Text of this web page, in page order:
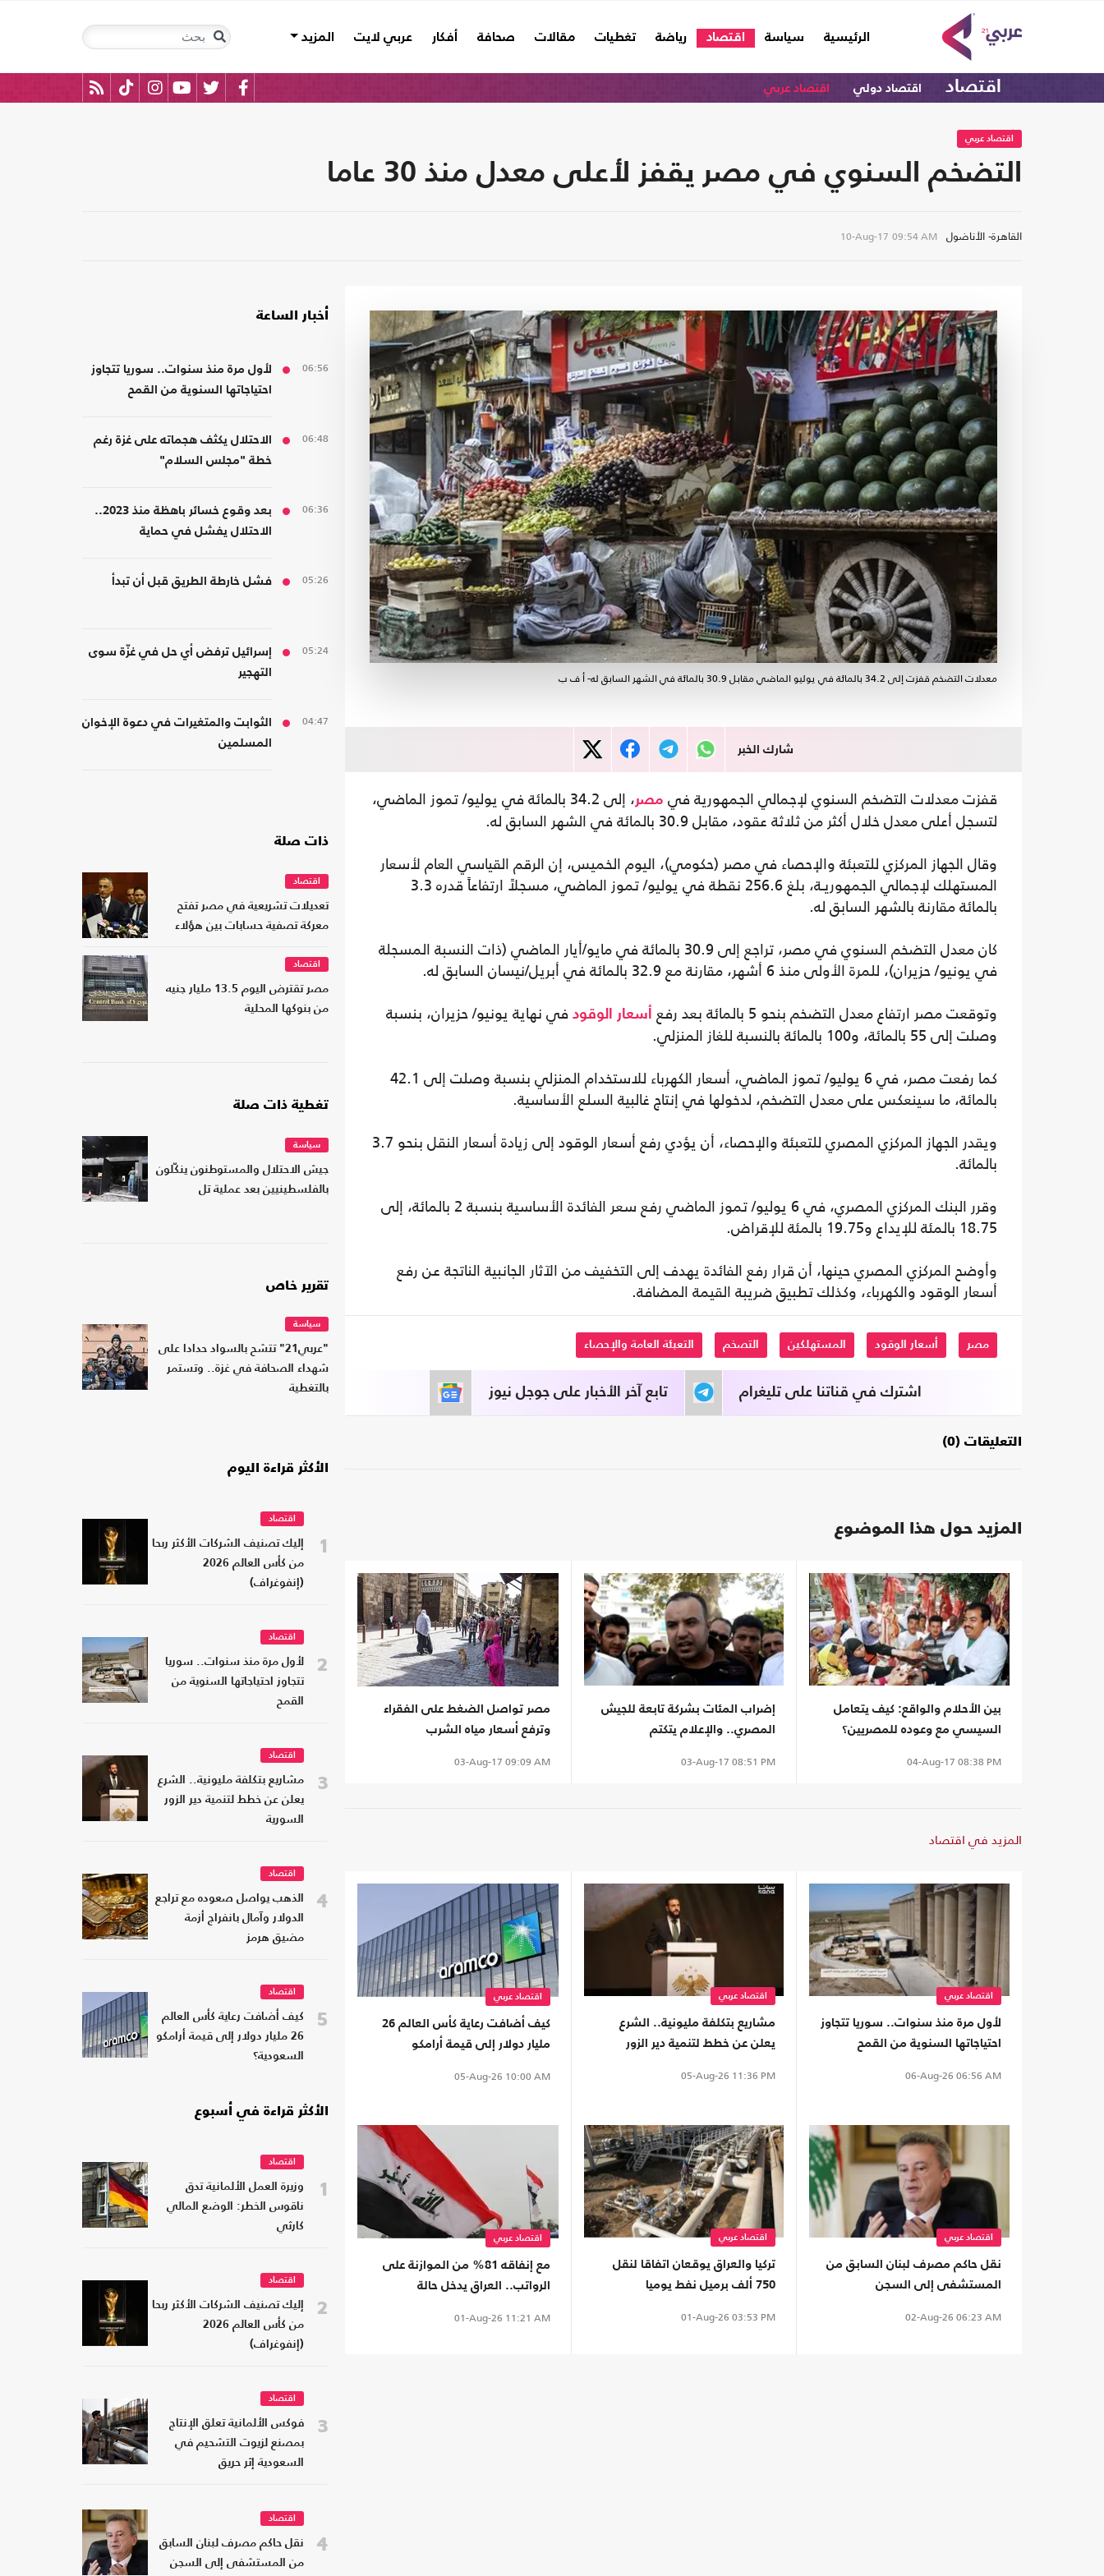
الرئيسية
(current) سياسة اقتصاد رياضة تغطيات مقالات صحافة أفكار عربي لايت المزيد
اقتصاد اقتصاد دولي اقتصاد عربي
اقتصاد عربي
التضخم السنوي في مصر يقفز لأعلى معدل منذ 30 عاما
القاهرة- الأناضول 10-Aug-17 09:54 AM
معدلات التضخم قفزت إلى 34.2 بالمائة في يوليو الماضي مقابل 30.9 بالمائة في الشهر السابق له- أ ف ب
شارك الخبر
قفزت معدلات التضخم السنوي لإجمالي الجمهورية في مصر
، إلى 34.2 بالمائة في يوليو/ تموز الماضي،
لتسجل أعلى معدل خلال أكثر من ثلاثة عقود، مقابل 30.9 بالمائة في الشهر السابق له.
وقال الجهاز المركزي للتعبئة والإحصاء في مصر (حكومي)، اليوم الخميس، إن الرقم القياسي العام لأسعار
المستهلك لإجمالي الجمهوريـة، بلغ 256.6 نقطة في يوليو/ تموز الماضي، مسجلاً ارتفاعاً قدره 3.3
بالمائة مقارنة بالشهر السابق له.
كان معدل التضخم السنوي في مصر، تراجع إلى 30.9 بالمائة في مايو/أيار الماضي (ذات النسبة المسجلة
في يونيو/ حزيران)، للمرة الأولى منذ 6 أشهر، مقارنة مع 32.9 بالمائة في أبريل/نيسان السابق له.
وتوقعت مصر ارتفاع معدل التضخم بنحو 5 بالمائة بعد رفع
أسعار الوقود في نهاية يونيو/ حزيران، بنسبة
وصلت إلى 55 بالمائة، و100 بالمائة بالنسبة للغاز المنزلي.
كما رفعت مصر، في 6 يوليو/ تموز الماضي، أسعار الكهرباء للاستخدام المنزلي بنسبة وصلت إلى 42.1
بالمائة، ما سينعكس على معدل التضخم، لدخولها في إنتاج غالبية السلع الأساسية.
ويقدر الجهاز المركزي المصري للتعبئة والإحصاء، أن يؤدي رفع أسعار الوقود إلى زيادة أسعار النقل بنحو 3.7
بالمائة.
وقرر البنك المركزي المصري، في 6 يوليو/ تموز الماضي رفع سعر الفائدة الأساسية بنسبة 2 بالمائة، إلى
18.75 بالمئة للإيداع و19.75 بالمئة للإقراض.
وأوضح المركزي المصري حينها، أن قرار رفع الفائدة يهدف إلى التخفيف من الآثار الجانبية الناتجة عن رفع
أسعار الوقود والكهرباء، وكذلك تطبيق ضريبة القيمة المضافة.
مصر أسعار الوقود المستهلكين التصخم التعبئة العامة والإحصاء
تابع آخر الأخبار على جوجل نيوز اشترك في قناتنا على تليغرام
التعليقات (0)
المزيد حول هذا الموضوع
بين الأحلام والواقع: كيف يتعامل
السيسي مع وعوده للمصريين؟
04-Aug-17 08:38 PM
إضراب المئات بشركة تابعة للجيش
المصري.. والإعلام يتكتم
03-Aug-17 08:51 PM
مصر تواصل الضغط على الفقراء
وترفع أسعار مياه الشرب
03-Aug-17 09:09 AM
المزيد في اقتصاد
اقتصاد عربي
لأول مرة منذ سنوات.. سوريا تتجاوز
احتياجاتها السنوية من القمح
06-Aug-26 06:56 AM
اقتصاد عربي
مشاريع بتكلفة مليونية.. الشرع
يعلن عن خطط لتنمية دير الزور
05-Aug-26 11:36 PM
اقتصاد عربي
كيف أضافت رعاية كأس العالم 26
مليار دولار إلى قيمة أرامكو
05-Aug-26 10:00 AM
اقتصاد عربي
نقل حاكم مصرف لبنان السابق من
المستشفى إلى السجن
02-Aug-26 06:23 AM
اقتصاد عربي
تركيا والعراق يوقعان اتفاقا لنقل
750 ألف برميل نفط يوميا
01-Aug-26 03:53 PM
اقتصاد عربي
مع إنفاقه 81% من الموازنة على
الرواتب.. العراق يدخل حالة
01-Aug-26 11:21 AM
أخبار الساعة
06:56
لأول مرة منذ سنوات.. سوريا تتجاوز
احتياجاتها السنوية من القمح
06:48
الاحتلال يكثف هجماته على غزة رغم
خطة "مجلس السلام"
06:36
بعد وقوع خسائر باهظة منذ 2023..
الاحتلال يفشل في حماية
05:26 فشل خارطة الطريق قبل أن تبدأ
05:24
إسرائيل ترفض أي حل في غزّة سوى
التهجير
04:47
الثوابت والمتغيرات في دعوة الإخوان
المسلمين
ذات صلة
اقتصاد
تعديلات تشريعية في مصر تفتح
معركة تصفية حسابات بين هؤلاء
اقتصاد
مصر تقترض اليوم 13.5 مليار جنيه
من بنوكها المحلية
تغطية ذات صلة
سياسة
جيش الاحتلال والمستوطنون ينكّلون
بالفلسطينيين بعد عملية تل
تقرير خاص
سياسة
"عربي21" تتشح بالسواد حدادا على
شهداء الصحافة في غزة.. وتستمر
بالتغطية
الأكثر قراءة اليوم
1
اقتصاد
إليك تصنيف الشركات الأكثر ربحا
من كأس العالم 2026
(إنفوغراف)
2
اقتصاد
لأول مرة منذ سنوات.. سوريا
تتجاوز احتياجاتها السنوية من
القمح
3
اقتصاد
مشاريع بتكلفة مليونية.. الشرع
يعلن عن خطط لتنمية دير الزور
السورية
4
اقتصاد
الذهب يواصل صعوده مع تراجع
الدولار وآمال بانفراج أزمة
مضيق هرمز
5
اقتصاد
كيف أضافت رعاية كأس العالم
26 مليار دولار إلى قيمة أرامكو
السعودية؟
الأكثر قراءة في أسبوع
1
اقتصاد
وزيرة العمل الألمانية تدق
ناقوس الخطر: الوضع المالي
كارثي
2
اقتصاد
إليك تصنيف الشركات الأكثر ربحا
من كأس العالم 2026
(إنفوغراف)
3
اقتصاد
فوكس الألمانية تعلق الإنتاج
بمصنع لزيوت التشحيم في
السعودية إثر حريق
4
اقتصاد
نقل حاكم مصرف لبنان السابق
من المستشفى إلى السجن